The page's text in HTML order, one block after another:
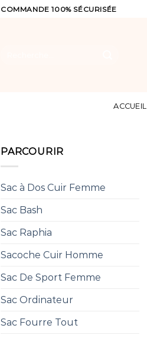
COMMANDE 100% SÉCURISÉE
ACCUEIL
PARCOURIR
Sac à Dos Cuir Femme
Sac Bash
Sac Raphia
Sacoche Cuir Homme
Sac De Sport Femme
Sac Ordinateur
Sac Fourre Tout